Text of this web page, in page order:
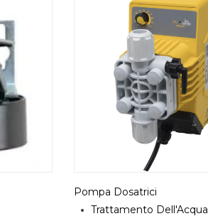
Pompa Dosatrici
Trattamento Dell'Acqua